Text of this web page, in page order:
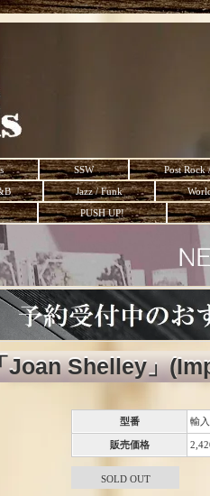
SSW
Post Rock
Jazz / Funk
PUSH UP!
Joan Shelley」
型番 輸
販売価格
SOLD OUT